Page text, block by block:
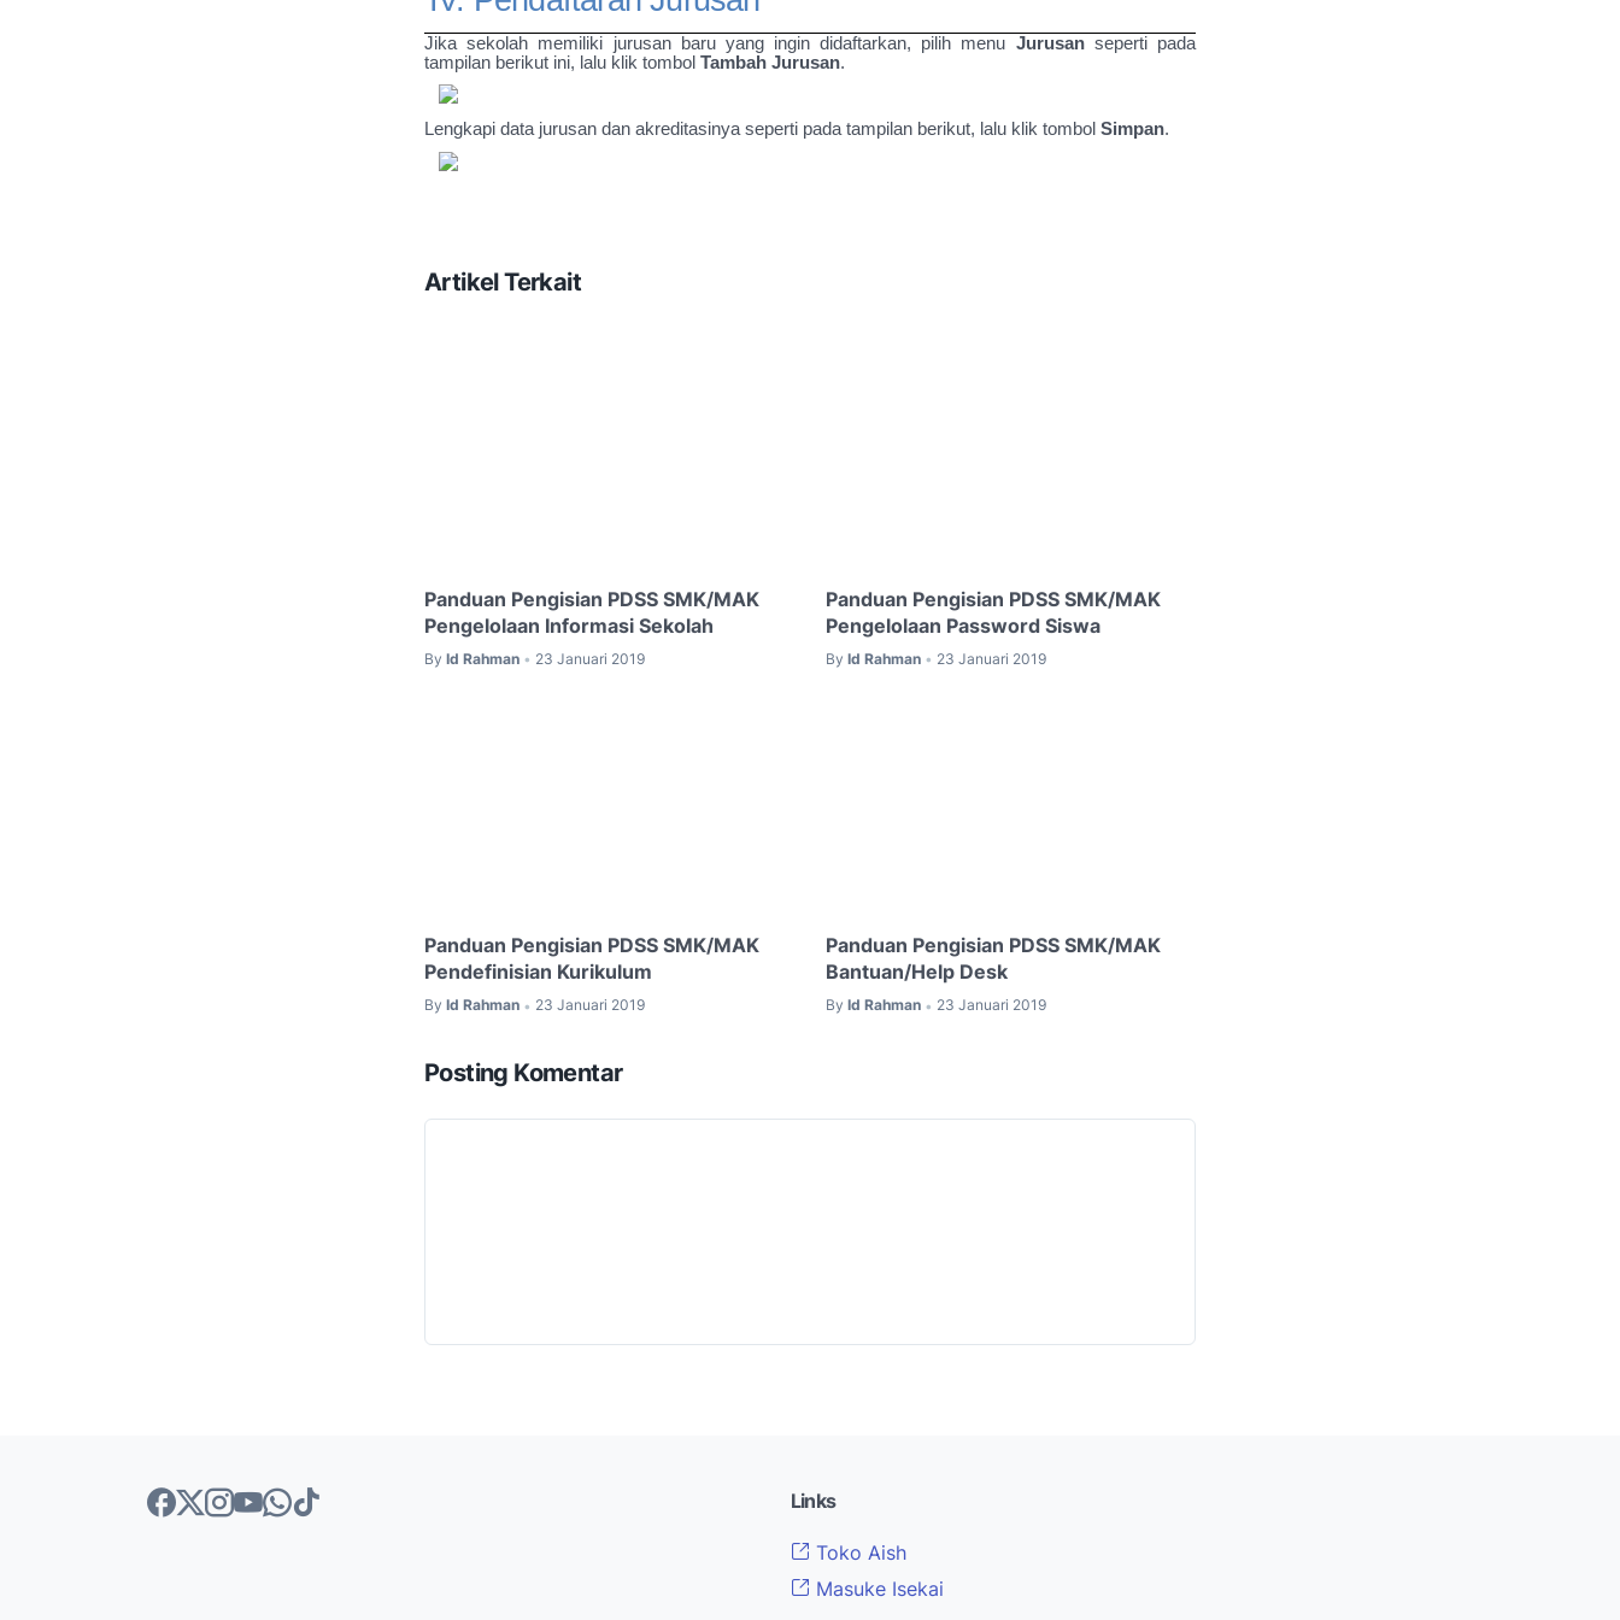
Jika sekolah memiliki jurusan baru yang ingin didaftarkan, pilih menu Jurusan seperti pada
tampilan berikut ini, lalu klik tombol Tambah Jurusan.
Lengkapi data jurusan dan akreditasinya seperti pada tampilan berikut, lalu klik tombol Simpan.
Artikel Terkait
Panduan Pengisian PDSS SMK/MAK
Pengelolaan Informasi Sekolah
By Id Rahman • 23 Januari 2019
Panduan Pengisian PDSS SMK/MAK
Pengelolaan Password Siswa
By Id Rahman • 23 Januari 2019
Panduan Pengisian PDSS SMK/MAK
Pendefinisian Kurikulum
By Id Rahman • 23 Januari 2019
Panduan Pengisian PDSS SMK/MAK
Bantuan/Help Desk
By Id Rahman • 23 Januari 2019
Posting Komentar
Links
Toko Aish
Masuke Isekai